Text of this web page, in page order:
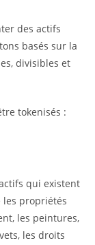
des actifs
basés sur la
divisibles et
tokenisés :
qui existent
les propriétés
les peintures,
les droits